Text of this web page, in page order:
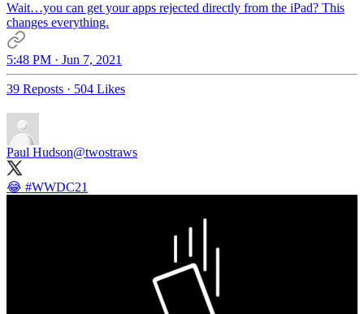
Wait…you can get your apps rejected directly from the iPad? This
changes everything.
5:48 PM · Jun 7, 2021
39 Reposts · 504 Likes
Paul Hudson@twostraws
😂 #WWDC21